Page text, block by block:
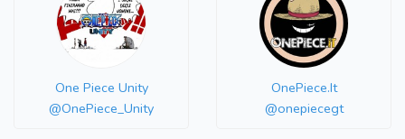
One Piece Unity
@OnePiece_Unity
OnePiece.It
@onepiecegt